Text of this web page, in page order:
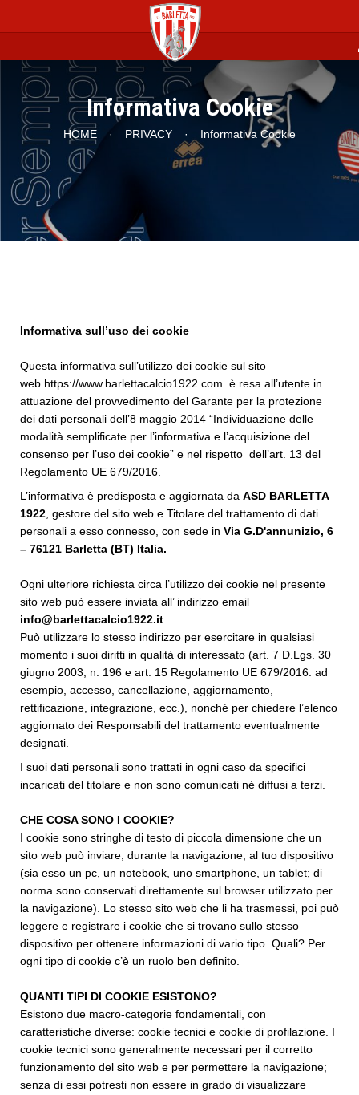
Informativa Cookie
HOME · PRIVACY · Informativa Cookie
Informativa sull’uso dei cookie
Questa informativa sull’utilizzo dei cookie sul sito
web https://www.barlettacalcio1922.com è resa all’utente in
attuazione del provvedimento del Garante per la protezione
dei dati personali dell’8 maggio 2014 “Individuazione delle
modalità semplificate per l’informativa e l’acquisizione del
consenso per l’uso dei cookie” e nel rispetto dell’art. 13 del
Regolamento UE 679/2016.
L’informativa è predisposta e aggiornata da ASD BARLETTA
1922 , gestore del sito web e Titolare del trattamento di dati
personali a esso connesso, con sede in Via G.D'annunizio, 6
– 76121 Barletta (BT) Italia.
Ogni ulteriore richiesta circa l’utilizzo dei cookie nel presente
sito web può essere inviata all’ indirizzo email
info@barlettacalcio1922.it
Può utilizzare lo stesso indirizzo per esercitare in qualsiasi
momento i suoi diritti in qualità di interessato (art. 7 D.Lgs. 30
giugno 2003, n. 196 e art. 15 Regolamento UE 679/2016: ad
esempio, accesso, cancellazione, aggiornamento,
rettificazione, integrazione, ecc.), nonché per chiedere l’elenco
aggiornato dei Responsabili del trattamento eventualmente
designati.
I suoi dati personali sono trattati in ogni caso da specifici
incaricati del titolare e non sono comunicati né diffusi a terzi.
CHE COSA SONO I COOKIE?
I cookie sono stringhe di testo di piccola dimensione che un
sito web può inviare, durante la navigazione, al tuo dispositivo
(sia esso un pc, un notebook, uno smartphone, un tablet; di
norma sono conservati direttamente sul browser utilizzato per
la navigazione). Lo stesso sito web che li ha trasmessi, poi può
leggere e registrare i cookie che si trovano sullo stesso
dispositivo per ottenere informazioni di vario tipo. Quali? Per
ogni tipo di cookie c’è un ruolo ben definito.
QUANTI TIPI DI COOKIE ESISTONO?
Esistono due macro-categorie fondamentali, con
caratteristiche diverse: cookie tecnici e cookie di profilazione. I
cookie tecnici sono generalmente necessari per il corretto
funzionamento del sito web e per permettere la navigazione;
senza di essi potresti non essere in grado di visualizzare